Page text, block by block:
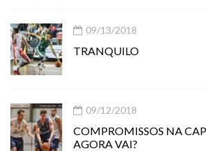
09/13/2018
TRANQUILO
09/12/2018
COMPROMISSOS NA
AGORA VAI?